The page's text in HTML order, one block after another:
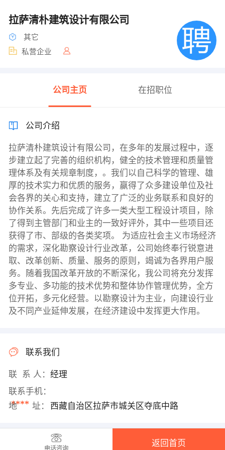
拉萨清朴建筑设计有限公司
其它
私营企业
公司主页 在招职位
公司介绍
拉萨清朴建筑设计有限公司，在多年的发展过程中，逐
步建立起了完善的组织机构，健全的技术管理和质量管
理体系及有关规章制度，。我们以自己科学的管理、雄
厚的技术实力和优质的服务，赢得了众多建设单位及社
会各界的关心和支持，建立了广泛的业务联系和良好的
协作关系。先后完成了许多一类大型工程设计项目，除
了得到主管部门和业主的一致好评外，其中一些项目还
获得了市、部级的各类奖项。 为适应社会主义市场经济
的需求，深化勘察设计行业改革，公司始终奉行锐意进
取、改革创新、质量、服务的原则，竭诚为各界用户服
务。随着我国改革开放的不断深化，我公司将充分发挥
多专业、多功能的技术优势和整体协作管理优势，全方
位开拓，多元化经营。以勘察设计为主业，向建设行业
及不同产业延伸发展，在经济建设中发挥更大作用。
联系我们
联 系 人： 经理
联系手机：
****
地 址： 西藏自治区拉萨市城关区夺底中路
电话咨询
返回首页